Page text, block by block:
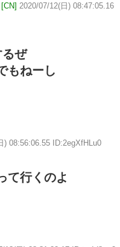
2020/07/12(日) 08:47:05.16
ぜ
もねーし
) 08:56:06.55 ID:2egXfHLu0
て行くのよ